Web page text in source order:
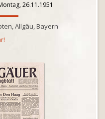
26.11.1951
Allgäu, Bayern